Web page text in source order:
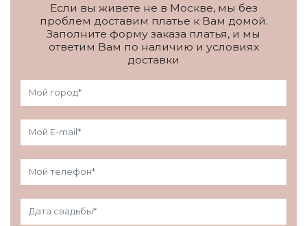
Если вы живете не в Москве, мы без
проблем доставим платье к Вам домой.
Заполните форму заказа платья, и мы
ответим Вам по наличию и условиях
доставки